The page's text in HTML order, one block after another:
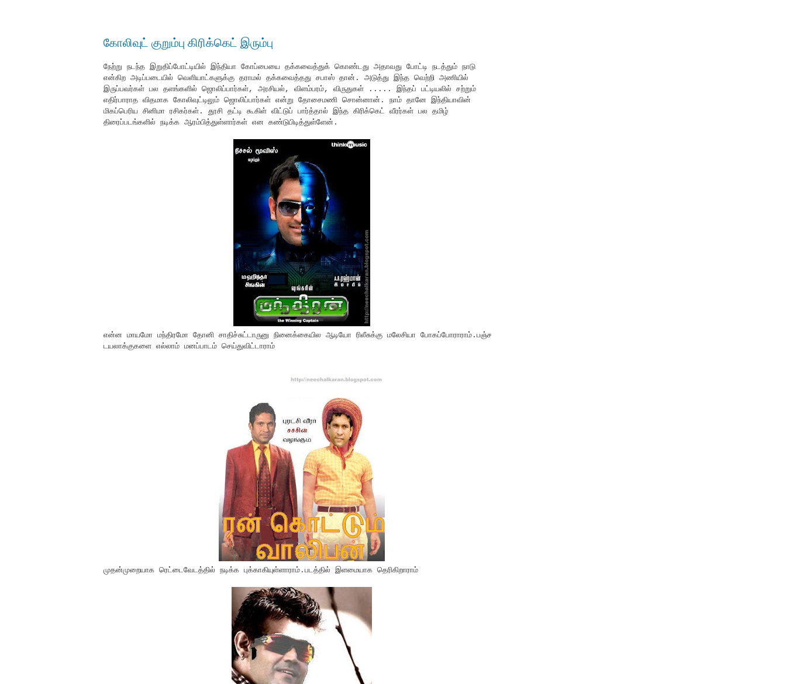
கோலிவுட் குறும்பு கிரிக்கெட் இரும்பு
நேற்று நடந்த இறுதிப்போட்டியில் இந்தியா கோப்பையை தக்கவைத்துக் கொண்டது அதாவது போட்டி நடத்தும் நாடு
என்கிற அடிப்படையில் வெளியாட்களுக்கு தராமல் தக்கவைத்தது சபாஸ் தான். அடுத்து இந்த வெற்றி அணியில்
இருப்பவர்கள் பல தளங்களில் ஜொலிப்பார்கள், அரசியல், விளம்பரம், விருதுகள் ..... இந்தப் பட்டியலில் சற்றும்
எதிர்பாராத விதமாக கோலிவுட்டிலும் ஜொலிப்பார்கள் என்று தோசைமணி சொன்னான். நாம் தானே இந்தியாவின்
மிகப்பெரிய சினிமா ரசிகர்கள். தூசி தட்டி கூகிள் விட்டுப் பார்த்தால் இந்த கிரிக்கெட் வீரர்கள் பல தமிழ்
திரைப்படங்களில் நடிக்க ஆரம்பித்துள்ளார்கள் என கண்டுபிடித்துள்ளேன்.
என்ன மாயமோ மந்திரமோ தோனி சாதிச்சுட்டாருனு நினைக்கையில ஆடியோ ரிலீசுக்கு மலேசியா போகப்போராராம்.பஞ்ச
டயலாக்குகளை எல்லாம் மனப்பாடம் செய்துவிட்டாராம்
முதன்முறையாக ரெட்டைவேடத்தில் நடிக்க புக்காகியுள்ளாராம்.படத்தில் இளமையாக தெரிகிறாராம்